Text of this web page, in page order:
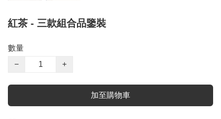
紅茶 - 三款組合品鑒裝
數量
−
+
加至購物車